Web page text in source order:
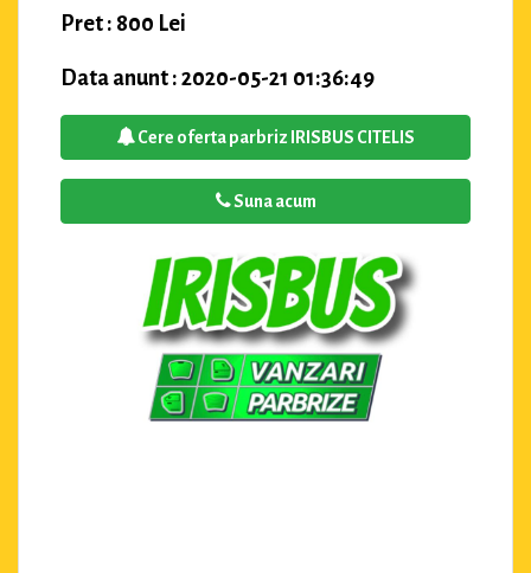
Pret : 800 Lei
Data anunt : 2020-05-21 01:36:49
Cere oferta parbriz IRISBUS CITELIS
Suna acum